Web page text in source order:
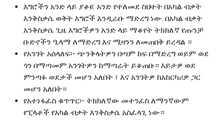
እግሮችን አንድ ላይ ያቆዩ: አንድ የተለመደ ስህተት በአካል ብቃት
እንቅስቃሴ ወቅት እግሮች እንዲራቡ ማድረግ ነው. በአካል ብቃት
እንቅስቃሴ ጊዜ እግሮችዎን አንድ ላይ ማቆየት ትክክለኛ የጡንቻ
ቡድኖችን ዒላማ ለማድረግ እና ሚዛንን ለመጠበቅ ይረዳል ።
የአንገት አሰላለፍ፡- ጭንቅላትዎን በጣም ከፍ በማድረግ ወይም ወደ
ጎን በማጣመም አንገትዎን ከማጣራት ይቆጠቡ። እይታዎ ወደ
ምንጣፉ ወደታች መሆን አለበት ፣ እና አንገትዎ ከአከርካሪዎ ጋር
መሆን አለበት።
የአተነፋፈስ ቁጥጥር፡- ትክክለኛው መተንፈስ ለማንኛውም
የፒላቶች የአካል ብቃት እንቅስቃሴ አስፈላጊ ነው።